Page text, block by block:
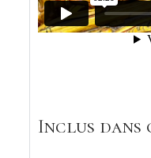
Inclus dans